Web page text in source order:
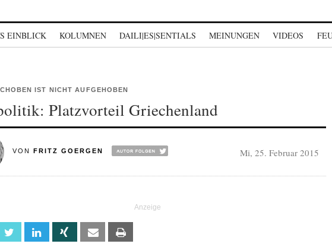
EINBLICK KOLUMNEN DAILI|ES|SENTIALS MEINUNGEN VIDEOS
IST NICHT AUFGEHOBEN
Platzvorteil Griechenland
VON FRITZ GOERGEN Mi, 25. Februar 2015
Twitter Linkedin Xing Email